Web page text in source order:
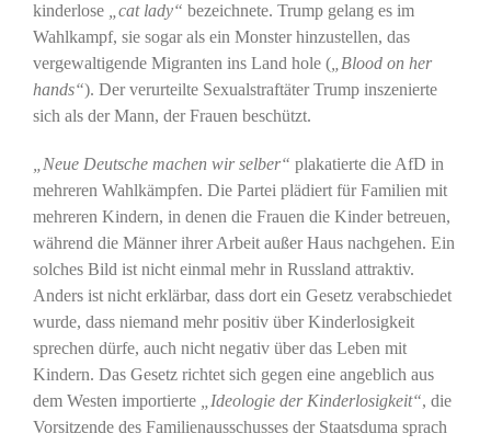
kinderlose
„cat lady“ bezeichnete. Trump gelang es im
Wahlkampf, sie sogar als ein Monster hinzustellen, das
vergewaltigende Migranten ins Land hole („Blood on her
hands“). Der verurteilte Sexualstraftäter Trump inszenierte
sich als der Mann, der Frauen beschützt.
„Neue Deutsche machen wir selber“ plakatierte die AfD in
mehreren Wahlkämpfen. Die Partei plädiert für Familien mit
mehreren Kindern, in denen die Frauen die Kinder betreuen,
während die Männer ihrer Arbeit außer Haus nachgehen. Ein
solches Bild ist nicht einmal mehr in Russland attraktiv.
Anders ist nicht erklärbar, dass dort ein Gesetz verabschiedet
wurde, dass niemand mehr positiv über Kinderlosigkeit
sprechen dürfe, auch nicht negativ über das Leben mit
Kindern. Das Gesetz richtet sich gegen eine angeblich aus
dem Westen importierte
„Ideologie der Kinderlosigkeit“, die
Vorsitzende des Familienausschusses der Staatsduma sprach